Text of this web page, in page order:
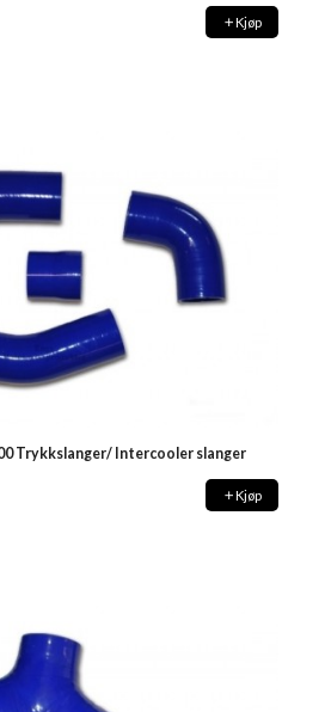
Kjøp
Trykkslanger/ Intercooler slanger
Kjøp